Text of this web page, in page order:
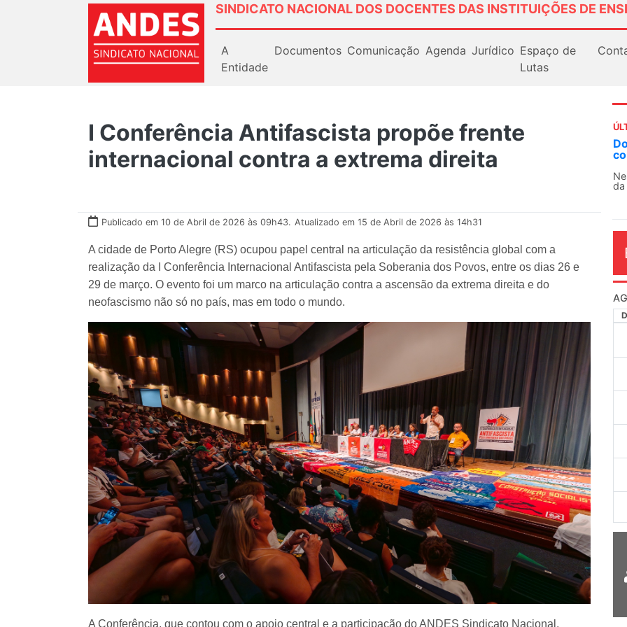
SINDICATO NACIONAL DOS DOCENTES DAS INSTITUIÇÕES DE
A
Entidade
Documentos Comunicação Agenda Jurídico Espaço de
Lutas
I Conferência Antifascista propõe frente
internacional contra a extrema direita
Publicado em 10 de Abril de 2026 às 09h43. Atualizado em 15 de Abril de 2026 às 14h31
A cidade de Porto Alegre (RS) ocupou papel central na articulação da resistência global com a
realização da I Conferência Internacional Antifascista pela Soberania dos Povos, entre os dias 26 e
29 de março. O evento foi um marco na articulação contra a ascensão da extrema direita e do
neofascismo não só no país, mas em todo o mundo.
A Conferência, que contou com o apoio central e a participação do ANDES Sindicato Nacional,
O